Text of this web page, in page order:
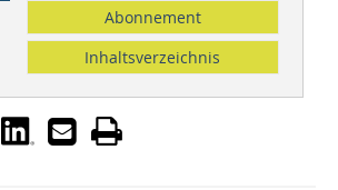
Abonnement
Inhaltsverzeichnis